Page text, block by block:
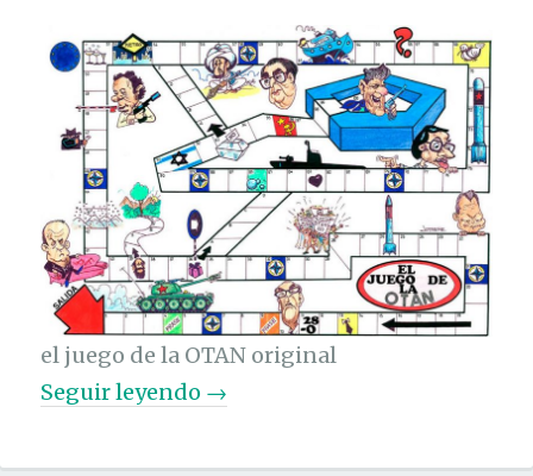
el juego de la OTAN original
Seguir leyendo «
l
→